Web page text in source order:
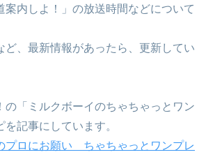
案内しよ！」の放送時間などについて
ど、最新情報があったら、更新してい
の「ミルクボーイのちゃちゃっとワン
記事にしています。
プロにお願い ちゃちゃっとワンプレ